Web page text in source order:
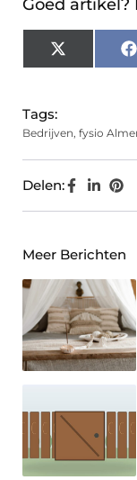
Goed artikel?
X
(Twitter)
Tags:
Bedrijven, fysio
Delen:
Meer Berichten